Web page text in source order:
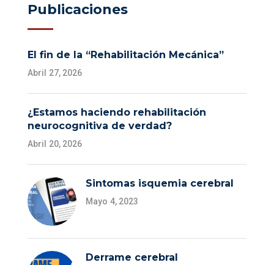
Publicaciones
El fin de la “Rehabilitación Mecánica”
Abril 27, 2026
¿Estamos haciendo rehabilitación
neurocognitiva de verdad?
Abril 20, 2026
Sintomas isquemia cerebral
Mayo 4, 2023
Derrame cerebral